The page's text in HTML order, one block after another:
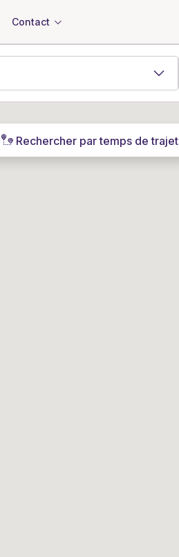
Contact
Rechercher par temps de trajet